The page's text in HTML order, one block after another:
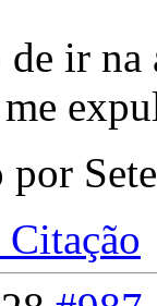
ir na